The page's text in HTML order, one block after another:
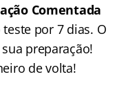
Comentada
teste por 7 dias. O
preparação!
de volta!